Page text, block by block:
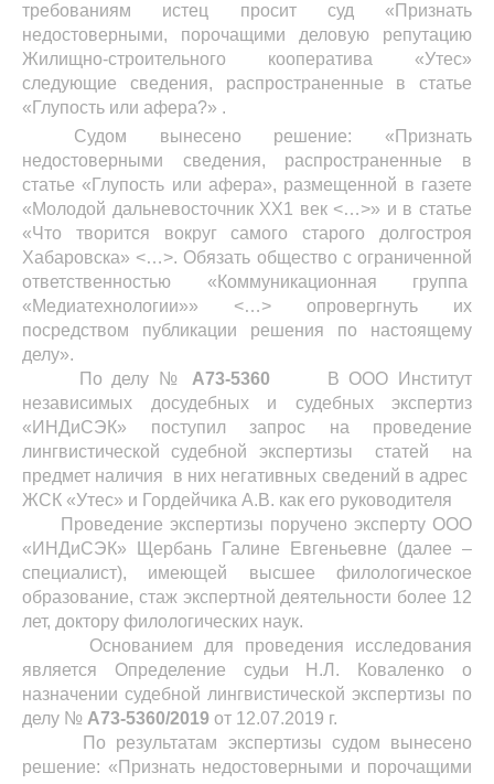
требованиям истец просит суд «Признать
недостоверными, порочащими деловую репутацию
Жилищно-строительного кооператива «Утес»
следующие сведения, распространенные в статье
«Глупость или афера?» .
Судом вынесено решение: «Признать
недостоверными сведения, распространенные в
статье «Глупость или афера», размещенной в газете
«Молодой дальневосточник ХХ1 век <…>» и в статье
«Что творится вокруг самого старого долгостроя
Хабаровска» <…>. Обязать общество с ограниченной
ответственностью «Коммуникационная группа
«Медиатехнологии»» <…> опровергнуть их
посредством публикации решения по настоящему
делу».
По делу № А73-5360 В ООО Институт
независимых досудебных и судебных экспертиз
«ИНДиСЭК» поступил запрос на проведение
лингвистической судебной экспертизы статей на
предмет наличия в них негативных сведений в адрес
ЖСК «Утес» и Гордейчика А.В. как его руководителя
Проведение экспертизы поручено эксперту ООО
«ИНДиСЭК» Щербань Галине Евгеньевне (далее –
специалист), имеющей высшее филологическое
образование, стаж экспертной деятельности более 12
лет, доктору филологических наук.
Основанием для проведения исследования
является Определение судьи Н.Л. Коваленко о
назначении судебной лингвистической экспертизы по
делу № А73-5360/2019 от 12.07.2019 г.
По результатам экспертизы судом вынесено
решение: «Признать недостоверными и порочащими